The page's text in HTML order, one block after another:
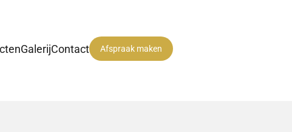
GalerijContact Afspraak maken